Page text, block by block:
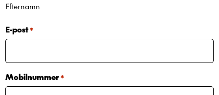
Efternamn
E-post*
Mobilnummer*